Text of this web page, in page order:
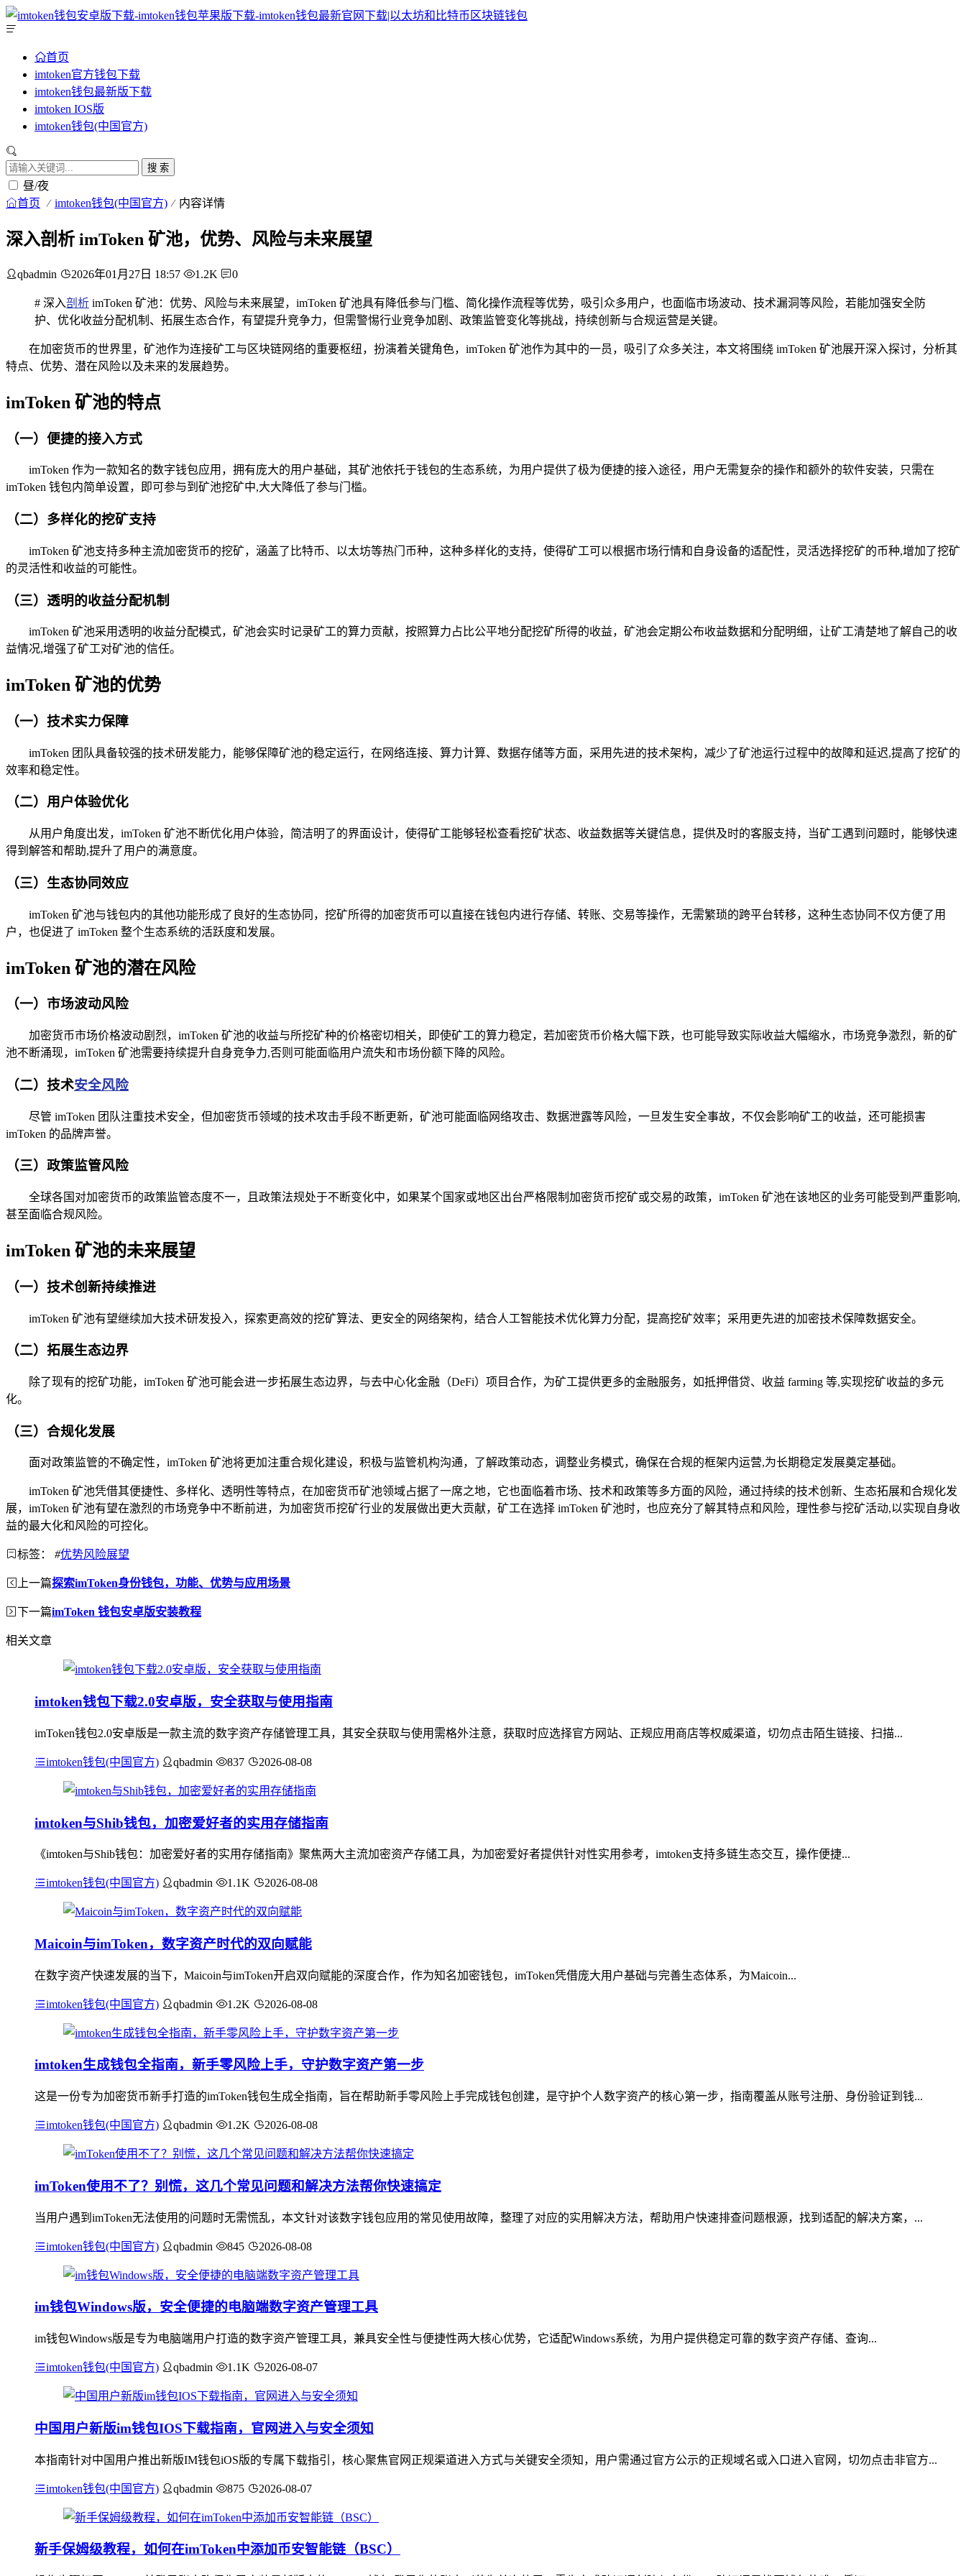
首页
imtoken官方钱包下载
imtoken钱包最新版下载
imtoken IOS版
imtoken钱包(中国官方)
搜 索
昼/夜
首页 imtoken钱包(中国官方) 内容详情
深入剖析 imToken 矿池，优势、风险与未来展望
qbadmin 2026年01月27日 18:57 1.2K 0
# 深入剖析 imToken 矿池：优势、风险与未来展望，imToken 矿池具有降低参与门槛、简化操作流程等优势，吸引众多用户，也面临市场波动、技术漏洞等风险，若能加强安全防
护、优化收益分配机制、拓展生态合作，有望提升竞争力，但需警惕行业竞争加剧、政策监管变化等挑战，持续创新与合规运营是关键。
在加密货币的世界里，矿池作为连接矿工与区块链网络的重要枢纽，扮演着关键角色，imToken 矿池作为其中的一员，吸引了众多关注，本文将围绕 imToken 矿池展开深入探讨，分析其
特点、优势、潜在风险以及未来的发展趋势。
imToken 矿池的特点
（一）便捷的接入方式
imToken 作为一款知名的数字钱包应用，拥有庞大的用户基础，其矿池依托于钱包的生态系统，为用户提供了极为便捷的接入途径，用户无需复杂的操作和额外的软件安装，只需在
imToken 钱包内简单设置，即可参与到矿池挖矿中,大大降低了参与门槛。
（二）多样化的挖矿支持
imToken 矿池支持多种主流加密货币的挖矿，涵盖了比特币、以太坊等热门币种，这种多样化的支持，使得矿工可以根据市场行情和自身设备的适配性，灵活选择挖矿的币种,增加了挖矿
的灵活性和收益的可能性。
（三）透明的收益分配机制
imToken 矿池采用透明的收益分配模式，矿池会实时记录矿工的算力贡献，按照算力占比公平地分配挖矿所得的收益，矿池会定期公布收益数据和分配明细，让矿工清楚地了解自己的收
益情况,增强了矿工对矿池的信任。
imToken 矿池的优势
（一）技术实力保障
imToken 团队具备较强的技术研发能力，能够保障矿池的稳定运行，在网络连接、算力计算、数据存储等方面，采用先进的技术架构，减少了矿池运行过程中的故障和延迟,提高了挖矿的
效率和稳定性。
（二）用户体验优化
从用户角度出发，imToken 矿池不断优化用户体验，简洁明了的界面设计，使得矿工能够轻松查看挖矿状态、收益数据等关键信息，提供及时的客服支持，当矿工遇到问题时，能够快速
得到解答和帮助,提升了用户的满意度。
（三）生态协同效应
imToken 矿池与钱包内的其他功能形成了良好的生态协同，挖矿所得的加密货币可以直接在钱包内进行存储、转账、交易等操作，无需繁琐的跨平台转移，这种生态协同不仅方便了用
户，也促进了 imToken 整个生态系统的活跃度和发展。
imToken 矿池的潜在风险
（一）市场波动风险
加密货币市场价格波动剧烈，imToken 矿池的收益与所挖矿种的价格密切相关，即使矿工的算力稳定，若加密货币价格大幅下跌，也可能导致实际收益大幅缩水，市场竞争激烈，新的矿
池不断涌现，imToken 矿池需要持续提升自身竞争力,否则可能面临用户流失和市场份额下降的风险。
（二）技术安全风险
尽管 imToken 团队注重技术安全，但加密货币领域的技术攻击手段不断更新，矿池可能面临网络攻击、数据泄露等风险，一旦发生安全事故，不仅会影响矿工的收益，还可能损害
imToken 的品牌声誉。
（三）政策监管风险
全球各国对加密货币的政策监管态度不一，且政策法规处于不断变化中，如果某个国家或地区出台严格限制加密货币挖矿或交易的政策，imToken 矿池在该地区的业务可能受到严重影响,
甚至面临合规风险。
imToken 矿池的未来展望
（一）技术创新持续推进
imToken 矿池有望继续加大技术研发投入，探索更高效的挖矿算法、更安全的网络架构，结合人工智能技术优化算力分配，提高挖矿效率；采用更先进的加密技术保障数据安全。
（二）拓展生态边界
除了现有的挖矿功能，imToken 矿池可能会进一步拓展生态边界，与去中心化金融（DeFi）项目合作，为矿工提供更多的金融服务，如抵押借贷、收益 farming 等,实现挖矿收益的多元
化。
（三）合规化发展
面对政策监管的不确定性，imToken 矿池将更加注重合规化建设，积极与监管机构沟通，了解政策动态，调整业务模式，确保在合规的框架内运营,为长期稳定发展奠定基础。
imToken 矿池凭借其便捷性、多样化、透明性等特点，在加密货币矿池领域占据了一席之地，它也面临着市场、技术和政策等多方面的风险，通过持续的技术创新、生态拓展和合规化发
展，imToken 矿池有望在激烈的市场竞争中不断前进，为加密货币挖矿行业的发展做出更大贡献，矿工在选择 imToken 矿池时，也应充分了解其特点和风险，理性参与挖矿活动,以实现自身收
益的最大化和风险的可控化。
标签： #优势风险展望
上一篇探索imToken身份钱包，功能、优势与应用场景
下一篇imToken 钱包安卓版安装教程
相关文章
imtoken钱包下载2.0安卓版，安全获取与使用指南
imToken钱包2.0安卓版是一款主流的数字资产存储管理工具，其安全获取与使用需格外注意，获取时应选择官方网站、正规应用商店等权威渠道，切勿点击陌生链接、扫描...
imtoken钱包(中国官方) qbadmin 837 2026-08-08
imtoken与Shib钱包，加密爱好者的实用存储指南
《imtoken与Shib钱包：加密爱好者的实用存储指南》聚焦两大主流加密资产存储工具，为加密爱好者提供针对性实用参考，imtoken支持多链生态交互，操作便捷...
imtoken钱包(中国官方) qbadmin 1.1K 2026-08-08
Maicoin与imToken，数字资产时代的双向赋能
在数字资产快速发展的当下，Maicoin与imToken开启双向赋能的深度合作，作为知名加密钱包，imToken凭借庞大用户基础与完善生态体系，为Maicoin...
imtoken钱包(中国官方) qbadmin 1.2K 2026-08-08
imtoken生成钱包全指南，新手零风险上手，守护数字资产第一步
这是一份专为加密货币新手打造的imToken钱包生成全指南，旨在帮助新手零风险上手完成钱包创建，是守护个人数字资产的核心第一步，指南覆盖从账号注册、身份验证到钱...
imtoken钱包(中国官方) qbadmin 1.2K 2026-08-08
imToken使用不了？别慌，这几个常见问题和解决方法帮你快速搞定
当用户遇到imToken无法使用的问题时无需慌乱，本文针对该数字钱包应用的常见使用故障，整理了对应的实用解决方法，帮助用户快速排查问题根源，找到适配的解决方案，...
imtoken钱包(中国官方) qbadmin 845 2026-08-08
im钱包Windows版，安全便捷的电脑端数字资产管理工具
im钱包Windows版是专为电脑端用户打造的数字资产管理工具，兼具安全性与便捷性两大核心优势，它适配Windows系统，为用户提供稳定可靠的数字资产存储、查询...
imtoken钱包(中国官方) qbadmin 1.1K 2026-08-07
中国用户新版im钱包IOS下载指南，官网进入与安全须知
本指南针对中国用户推出新版IM钱包iOS版的专属下载指引，核心聚焦官网正规渠道进入方式与关键安全须知，用户需通过官方公示的正规域名或入口进入官网，切勿点击非官方...
imtoken钱包(中国官方) qbadmin 875 2026-08-07
新手保姆级教程，如何在imToken中添加币安智能链（BSC）